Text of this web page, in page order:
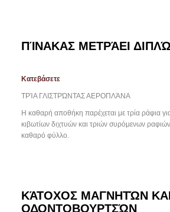
ΠΊΝΑΚΑΣ ΜΕΤΡΆΕΙ
Κατεβάσετε
ΤΡΊΑ ΓΛΙΣΤΡΏΝΤΑΣ ΑΕΡΟΠΛΆΝΑ
Η καθαρή αποθήκη παρέχεται με τρία ράφια
κιβωτίων διχτυών και τριών συρόμενων ραφιών
καθαρό φύλλο.
ΚΆΤΟΧΟΣ ΜΑΓΝΗΤΏΝ
ΟΔΟΝΤΟΒΟΥΡΤΣΏΝ